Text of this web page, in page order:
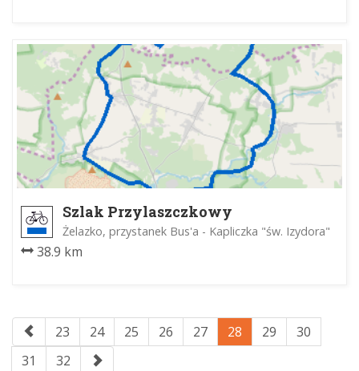
Szlak Przylaszczkowy
Żelazko, przystanek Bus'a - Kapliczka "św. Izydora"
38.9 km
23 24 25 26 27 28 29
30
31
32